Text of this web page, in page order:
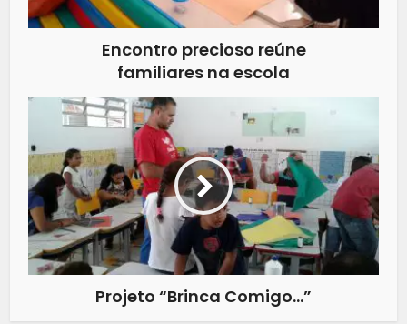
Encontro precioso reúne
familiares na escola
Projeto “Brinca Comigo…”